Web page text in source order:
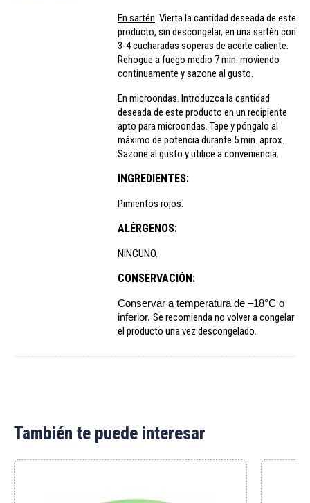
En sartén. Vierta la cantidad deseada de este
producto, sin descongelar, en una sartén con
3-4 cucharadas soperas de aceite caliente.
Rehogue a fuego medio 7 min. moviendo
continuamente y sazone al gusto.
En microondas. Introduzca la cantidad
deseada de este producto en un recipiente
apto para microondas. Tape y póngalo al
máximo de potencia durante 5 min. aprox.
Sazone al gusto y utilice a conveniencia.
INGREDIENTES:
Pimientos rojos.
ALÉRGENOS:
NINGUNO.
CONSERVACIÓN:
Conservar a temperatura de –18°C o
inferior. Se recomienda no volver a congelar
el producto una vez descongelado.
También te puede interesar